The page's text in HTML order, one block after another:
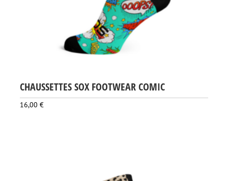
CHAUSSETTES SOX FOOTWEAR COMIC
16,00 €